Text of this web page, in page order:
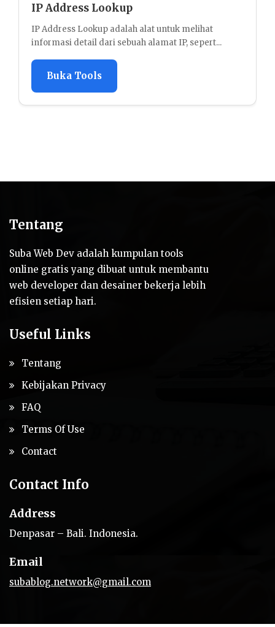
IP Address Lookup
IP Address Lookup adalah alat untuk melihat
informasi detail dari sebuah alamat IP, sepert...
Buka Tools
Tentang
Suba Web Dev adalah kumpulan tools
online gratis yang dibuat untuk membantu
web developer dan desainer bekerja lebih
efisien setiap hari.
Useful Links
Tentang
Kebijakan Privacy
FAQ
Terms Of Use
Contact
Contact Info
Address
Denpasar – Bali. Indonesia.
Email
subablog.network@gmail.com